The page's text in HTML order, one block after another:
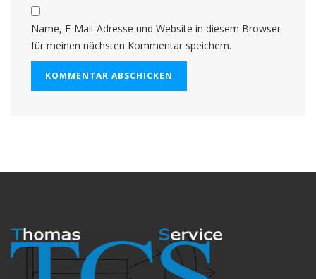
Name, E-Mail-Adresse und Website in diesem Browser
für meinen nächsten Kommentar speichern.